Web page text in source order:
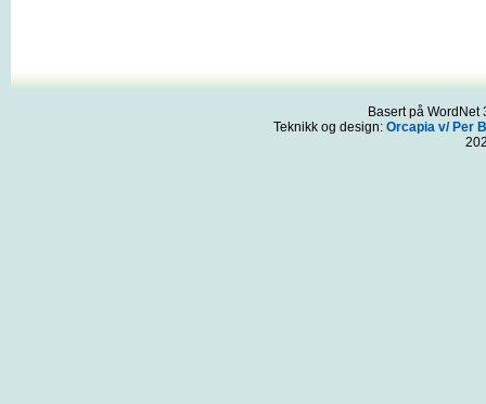
Basert på
Teknikk og design: Orcapia v/ Per